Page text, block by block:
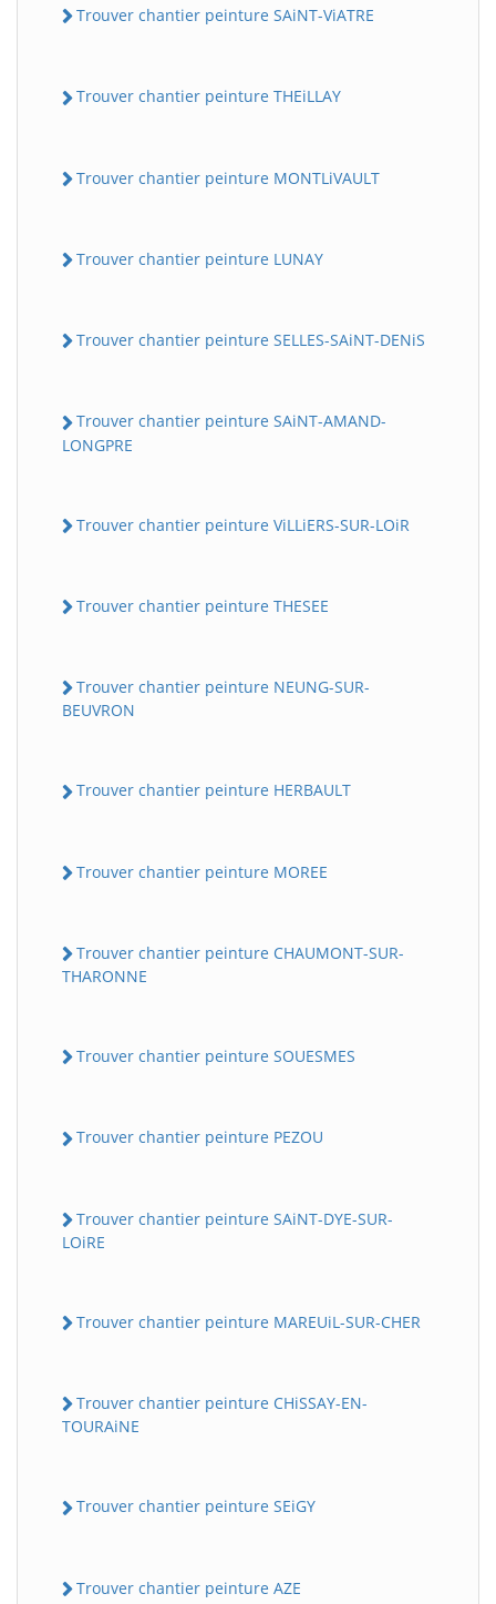
Trouver chantier peinture SAiNT-ViATRE
Trouver chantier peinture THEiLLAY
Trouver chantier peinture MONTLiVAULT
Trouver chantier peinture LUNAY
Trouver chantier peinture SELLES-SAiNT-DENiS
Trouver chantier peinture SAiNT-AMAND-
LONGPRE
Trouver chantier peinture ViLLiERS-SUR-LOiR
Trouver chantier peinture THESEE
Trouver chantier peinture NEUNG-SUR-
BEUVRON
Trouver chantier peinture HERBAULT
Trouver chantier peinture MOREE
Trouver chantier peinture CHAUMONT-SUR-
THARONNE
Trouver chantier peinture SOUESMES
Trouver chantier peinture PEZOU
Trouver chantier peinture SAiNT-DYE-SUR-
LOiRE
Trouver chantier peinture MAREUiL-SUR-CHER
Trouver chantier peinture CHiSSAY-EN-
TOURAiNE
Trouver chantier peinture SEiGY
Trouver chantier peinture AZE